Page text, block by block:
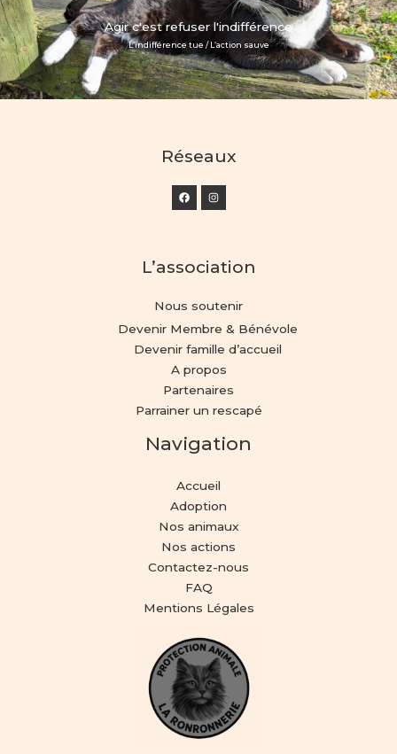
Agir c'est refuser l'indifférence
L’indifférence tue / L’action sauve
Réseaux
L’association
Nous soutenir
Devenir Membre & Bénévole
Devenir famille d’accueil
A propos
Partenaires
Parrainer un rescapé
Navigation
Accueil
Adoption
Nos animaux
Nos actions
Contactez-nous
FAQ
Mentions Légales